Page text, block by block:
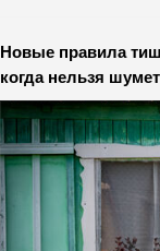
Новые правила
когда нельзя